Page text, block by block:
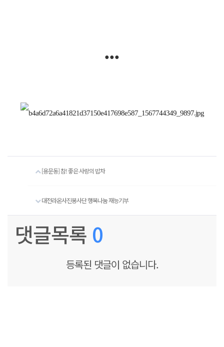
●●●
[용문동] 참! 좋은 사랑의 밥차
대전라온사진봉사단 행복나눔 재능기부
댓글목록 0
등록된 댓글이 없습니다.